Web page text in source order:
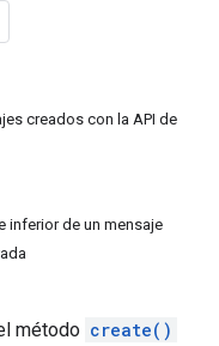
creados con la API de
inferior de un mensaje
método create()